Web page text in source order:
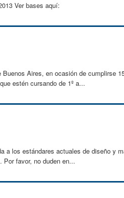
Ver bases aquí:
Aires, en ocasión de cumplirse
estén cursando de 1º a...
a los estándares actuales de diseño y
Por favor, no duden en...